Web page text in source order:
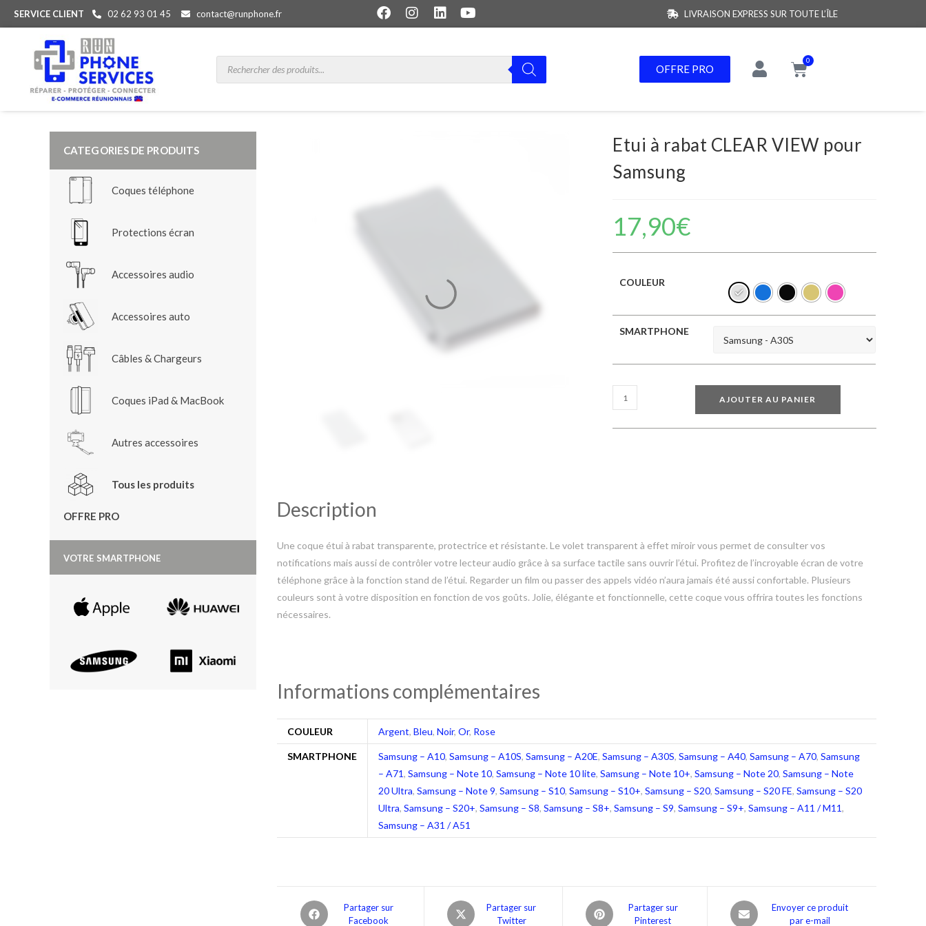
SERVICE CLIENT 02 62 93 01 45 contact@runphone.fr LIVRAISON EXPRESS SUR TOUTE L’ÎLE
OFFRE PRO
0
Etui à rabat CLEAR VIEW pour
Samsung
17,90€
COULEUR
SMARTPHONE
AJOUTER AU PANIER
Description
Une coque étui à rabat transparente, protectrice et résistante. Le volet transparent à effet miroir vous permet de consulter vos
notifications mais aussi de contrôler votre lecteur audio grâce à sa surface tactile sans ouvrir l’étui. Profitez de l’incroyable écran de votre
téléphone grâce à la fonction stand de l’étui. Regarder un film ou passer des appels vidéo n’aura jamais été aussi confortable. Plusieurs
couleurs sont à votre disposition en fonction de vos goûts. Jolie, élégante et fonctionnelle, cette coque vous offrira toutes les fonctions
nécessaires.
Informations complémentaires
COULEUR Argent, Bleu, Noir, Or, Rose
SMARTPHONE Samsung – A10, Samsung – A10S, Samsung – A20E, Samsung – A30S, Samsung – A40, Samsung – A70, Samsung
– A71, Samsung – Note 10, Samsung – Note 10 lite, Samsung – Note 10+, Samsung – Note 20, Samsung – Note
20 Ultra, Samsung – Note 9, Samsung – S10, Samsung – S10+, Samsung – S20, Samsung – S20 FE, Samsung – S20
Ultra, Samsung – S20+, Samsung – S8, Samsung – S8+, Samsung – S9, Samsung – S9+, Samsung – A11 / M11,
Samsung – A31 / A51
Partager sur
Facebook
Partager sur
Twitter
Partager sur
Pinterest
Envoyer ce produit
par e-mail
CATEGORIES DE PRODUITS
Coques téléphone
Protections écran
Accessoires audio
Accessoires auto
Câbles & Chargeurs
Coques iPad & MacBook
Autres accessoires
Tous les produits
OFFRE PRO
VOTRE SMARTPHONE